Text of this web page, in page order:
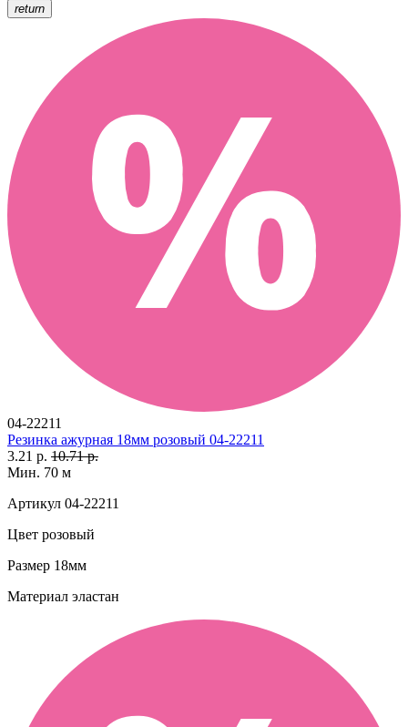
return
04-22211
Резинка ажурная 18мм розовый 04-22211
3.21 р. 10.71 р.
Мин. 70 м
Артикул 04-22211
Цвет розовый
Размер 18мм
Материал эластан